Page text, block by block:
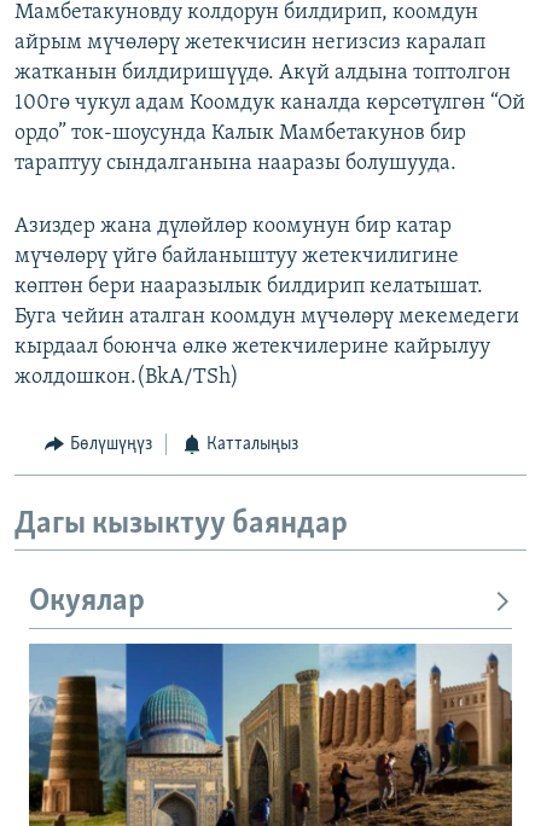
Мамбетакуновду колдорун билдирип, коомдун
айрым мүчөлөрү жетекчисин негизсиз каралап
жатканын билдиришүүдө. Акүй алдына топтолгон
100гө чукул адам Коомдук каналда көрсөтүлгөн “Ой
ордо” ток-шоусунда Калык Мамбетакунов бир
тараптуу сындалганына нааразы болушууда.
Азиздер жана дүлөйлөр коомунун бир катар
мүчөлөрү үйгө байланыштуу жетекчилигине
көптөн бери нааразылык билдирип келатышат.
Буга чейин аталган коомдун мүчөлөрү мекемедеги
кырдаал боюнча өлкө жетекчилерине кайрылуу
жолдошкон.(BkA/TSh)
Бөлүшүңүз Катталыңыз
Дагы кызыктуу баяндар
Окуялар